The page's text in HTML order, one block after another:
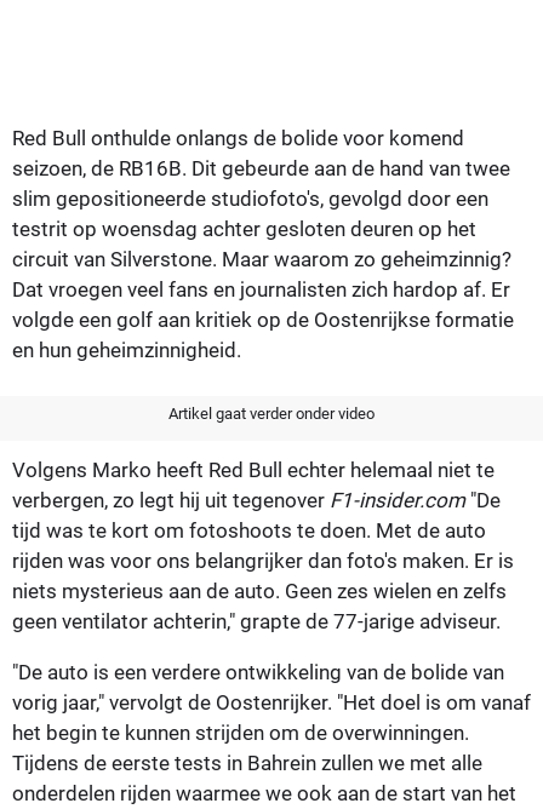
Red Bull onthulde onlangs de bolide voor komend
seizoen, de RB16B. Dit gebeurde aan de hand van twee
slim gepositioneerde studiofoto's, gevolgd door een
testrit op woensdag achter gesloten deuren op het
circuit van Silverstone. Maar waarom zo geheimzinnig?
Dat vroegen veel fans en journalisten zich hardop af. Er
volgde een golf aan kritiek op de Oostenrijkse formatie
en hun geheimzinnigheid.
Artikel gaat verder onder video
Volgens Marko heeft Red Bull echter helemaal niet te
verbergen, zo legt hij uit tegenover F1-insider.com"De
tijd was te kort om fotoshoots te doen. Met de auto
rijden was voor ons belangrijker dan foto's maken. Er is
niets mysterieus aan de auto. Geen zes wielen en zelfs
geen ventilator achterin," grapte de 77-jarige adviseur.
"De auto is een verdere ontwikkeling van de bolide van
vorig jaar," vervolgt de Oostenrijker. "Het doel is om vanaf
het begin te kunnen strijden om de overwinningen.
Tijdens de eerste tests in Bahrein zullen we met alle
onderdelen rijden waarmee we ook aan de start van het